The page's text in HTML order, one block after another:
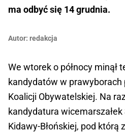
ma odbyć się 14 grudnia.
Autor: redakcja
We wtorek o północy minął
kandydatów w prawyborach
Koalicji Obywatelskiej. Na
kandydatura
Kidawy-Błońskiej, pod którą